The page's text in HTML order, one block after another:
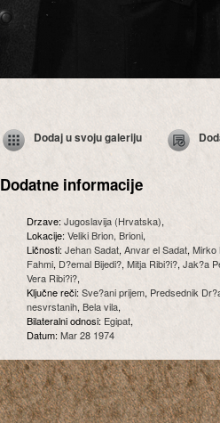
Dodaj u svoju galeriju
Dodatne informacije
Drzave: Jugoslavija (Hrvatska),
Lokacije:Veliki Brion, Brioni,
Ličnosti:Jehan Sadat, Anvar el Sadat, Mirko
Fahmi, D?emal Bijedi?, Mitja Ribi?i?, Jak?a
Vera Ribi?i?,
Ključne reči:Sve?ani prijem, Predsednik
nesvrstanih, Bela vila,
Bilateralni odnosi: Egipat,
Datum:Mar 28 1974